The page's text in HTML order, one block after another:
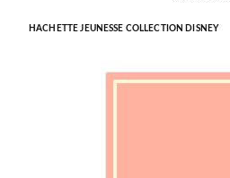
HACHETTE JEUNESSE COLLECTION DISNEY